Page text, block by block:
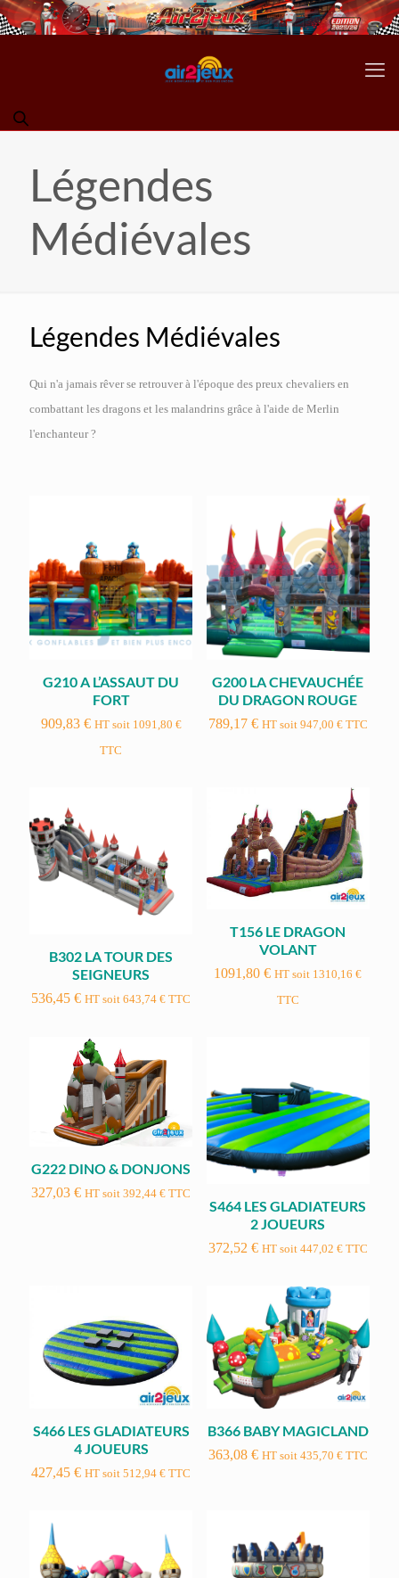
Légendes
Médiévales
Légendes Médiévales
Qui n'a jamais rêver se retrouver à l'époque des preux chevaliers en
combattant les dragons et les malandrins grâce à l'aide de Merlin
l'enchanteur ?
G210 A L’ASSAUT DU
FORT
909,83 € HT soit 1091,80 €
TTC
G200 LA CHEVAUCHÉE
DU DRAGON ROUGE
789,17 € HT soit 947,00 €TTC
B302 LA TOUR DES
SEIGNEURS
536,45€ HT soit643,74€ TTC
T156 LE DRAGON
VOLANT
1091,80€ HT soit 1310,16€
TTC
G222 DINO & DONJONS
327,03€ HT soit392,44€ TTC
S464 LES GLADIATEURS
2 JOUEURS
372,52 € HT soit 447,02 €TTC
S466 LES GLADIATEURS
4 JOUEURS
427,45€ HT soit512,94€ TTC
B366 BABY MAGICLAND
363,08 € HT soit 435,70 €TTC